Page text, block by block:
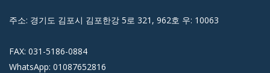
주소: 경기도 김포시 김포한강 5로 321, 962호 우: 10063
FAX: 031-5186-0884
WhatsApp: 01087652816